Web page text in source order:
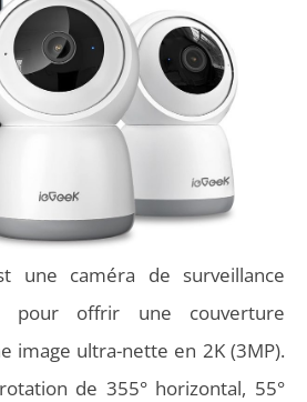
une caméra de surveillance
pour offrir une couverture
image ultra-nette en 2K (3MP).
de 355° horizontal, 55°